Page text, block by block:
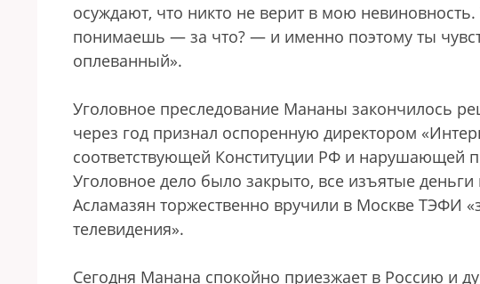
осуждают, что никто не верит в мою
понимаешь — за что? — и именно поэтому ты
оплеванный».
Уголовное преследование Мананы закончилось
через год признал оспоренную директором
соответствующей Конституции РФ и нарушающей
Уголовное дело было закрыто, все изъятые
Асламазян торжественно вручили в Москве ТЭФИ
телевидения».
Сегодня Манана спокойно приезжает в Россию и